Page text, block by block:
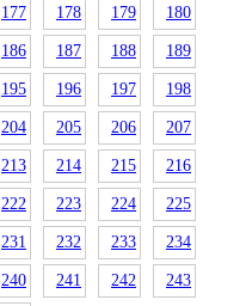
177 178 179 180
186 187 188 189
195 196 197 198
204 205 206 207
213 214 215 216
222 223 224 225
231 232 233 234
240 241 242 243